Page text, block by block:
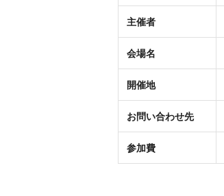
主催者
会場名
開催地
お問い合わせ先
参加費